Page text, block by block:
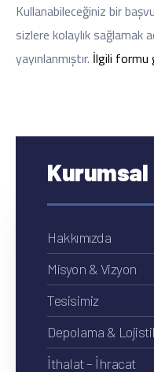
Kullanabileceğiniz bir
sizlere kolaylık sağlamak
yayınlanmıştır. İlgili formu
Kurumsal
Hakkımızda
Misyon & Vizyon
Tesisimiz
Depolama &
İthalat – İhracat